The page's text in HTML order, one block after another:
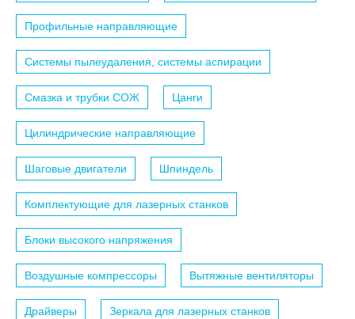
Профильные направляющие
Системы пылеудаления, системы аспирации
Смазка и трубки СОЖ Цанги
Цилиндрические направляющие
Шаговые двигатели Шпиндель
Комплектующие для лазерных станков
Блоки высокого напряжения
Воздушные компрессоры Вытяжные вентиляторы
Драйверы Зеркала для лазерных станков